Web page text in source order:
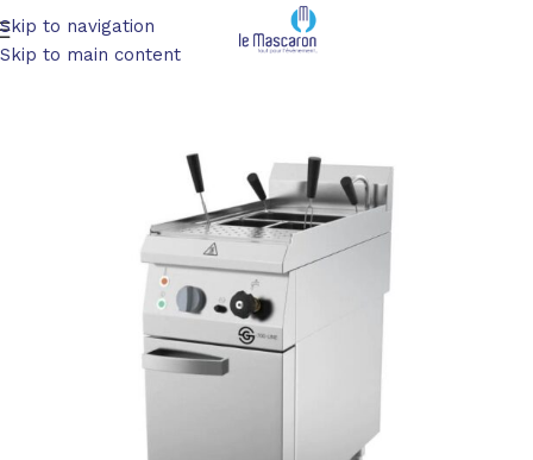
Skip to navigation
Skip to main content
Accueil/Matériel de cuisine/ Service